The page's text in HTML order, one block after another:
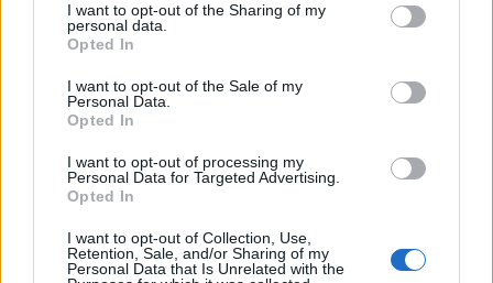
I want to opt-out of the Sharing of my
personal data.
Opted In
I want to opt-out of the Sale of my
Personal Data.
Opted In
I want to opt-out of processing my
Personal Data for Targeted Advertising.
Opted In
I want to opt-out of Collection, Use,
Retention, Sale, and/or Sharing of my
Personal Data that Is Unrelated with the
Újabb kíméletlen éjszakai csapás rázta meg
Ukrajnát: Zelenszkij szerint egyre nehezebb
Legalább három ember, köztük egy gyermek vesztette
életét a Kijev környékét érő éjszakai orosz
rakétatámadásokban.